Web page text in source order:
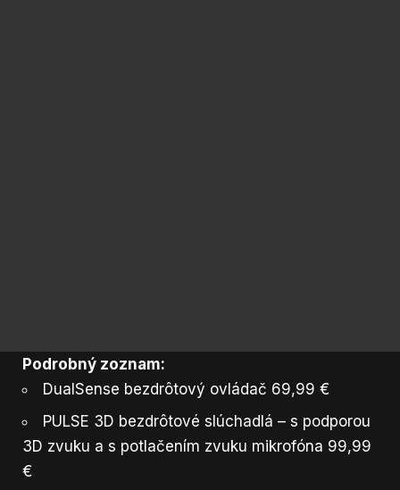
Podrobný zoznam:
DualSense bezdrôtový ovládač 69,99 €
PULSE 3D bezdrôtové slúchadlá – s podporou
3D zvuku a s potlačením zvuku mikrofóna 99,99
€